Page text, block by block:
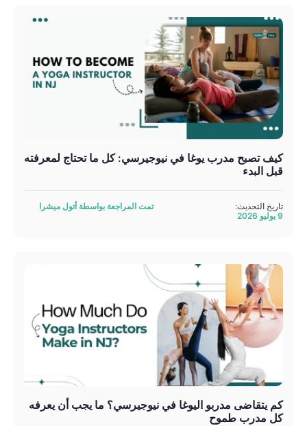
كيف تصبح مدرب يوغا في نيوجيرسي: كل ما تحتاج لمعرفته
قبل البدء
تاريخ التحديث:
9 يوليو 2026
تمت المراجعة بواسطة أتول ميشرا
كم يتقاضى مدربو اليوغا في نيوجيرسي؟ ما يجب أن يعرفه
كل مدرب طموح